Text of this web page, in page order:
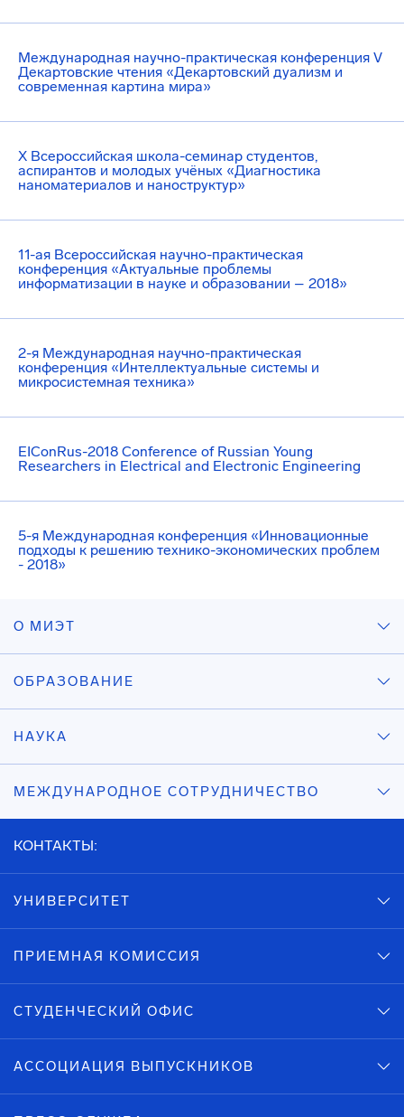
Международная научно-практическая конференция V
Декартовские чтения «Декартовский дуализм и
современная картина мира»
X Всероссийская школа-семинар студентов,
аспирантов и молодых учёных «Диагностика
наноматериалов и наноструктур»
11-ая Всероссийская научно-практическая
конференция «Актуальные проблемы
информатизации в науке и образовании – 2018»
2-я Международная научно-практическая
конференция «Интеллектуальные системы и
микросистемная техника»
EIConRus-2018 Conference of Russian Young
Researchers in Electrical and Electronic Engineering
5-я Международная конференция «Инновационные
подходы к решению технико-экономических проблем
- 2018»
О МИЭТ
ОБРАЗОВАНИЕ
НАУКА
МЕЖДУНАРОДНОЕ СОТРУДНИЧЕСТВО
КОНТАКТЫ:
УНИВЕРСИТЕТ
ПРИЕМНАЯ КОМИССИЯ
СТУДЕНЧЕСКИЙ ОФИС
АССОЦИАЦИЯ ВЫПУСКНИКОВ